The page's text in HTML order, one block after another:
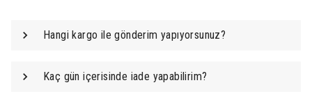
Hangi kargo ile gönderim yapıyorsunuz?
Kaç gün içerisinde iade yapabilirim?